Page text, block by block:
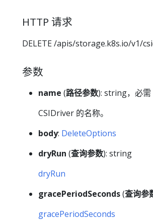
HTTP 请求
DELETE /apis/storage.k8s.io/v1/
参数
name (路径参数): string，必需
CSIDriver 的名称。
body: DeleteOptions
dryRun (查询参数): string
dryRun
gracePeriodSeconds(查询参
gracePeriodSeconds